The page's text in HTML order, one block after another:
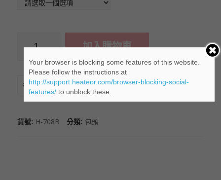
數 加入購物車
添加到「願望清單」
貨號: H-708B 分類: 包頭
Your browser is blocking some features of this website.
Please follow the instructions at
http://support.heateor.com/browser-blocking-social-
features/ to unblock these.